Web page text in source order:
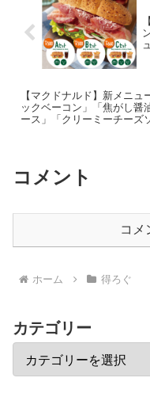
【マクドナルド】新メニュ
ックベーコン」「焦がし醤
ース」「クリーミーチーズ
コメント
コメ
ホーム 得ろぐ
カテゴリー